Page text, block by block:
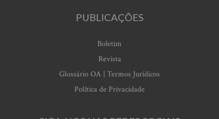
PUBLICAÇÕES
Boletim
Revista
Glossário OA | Termos Jurídicos
Política de Privacidade